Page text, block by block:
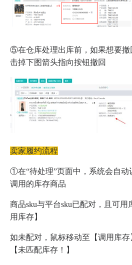
⑤在仓库处理出库前，如果想要撤
击掉下图箭头指向按钮撤回
卖家履约流程
①在“待处理”页面中，系统会自动
调用的库存商品
商品sku与平台sku已配对，且可用
用库存】
如未配对，鼠标移动至【调用库
【未匹配库存！】